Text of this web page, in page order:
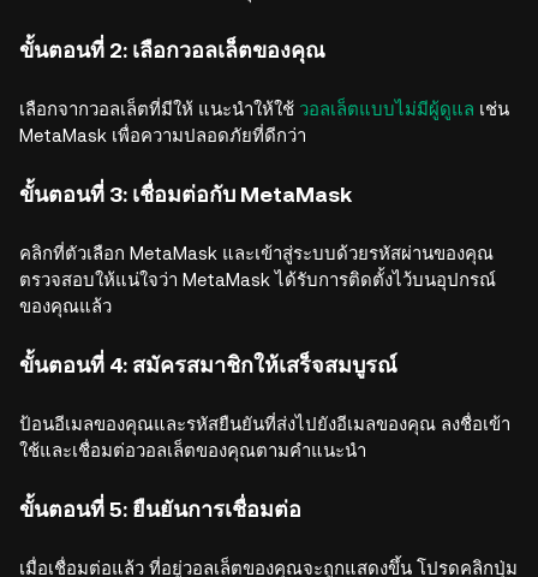
ขั้นตอนที่ 2: เลือกวอลเล็ตของคุณ
เลือกจากวอลเล็ตที่มีให้ แนะนำให้ใช้ วอลเล็ตแบบไม่มีผู้ดูแล เช่น
MetaMask เพื่อความปลอดภัยที่ดีกว่า
ขั้นตอนที่ 3: เชื่อมต่อกับ MetaMask
คลิกที่ตัวเลือก MetaMask และเข้าสู่ระบบด้วยรหัสผ่านของคุณ
ตรวจสอบให้แน่ใจว่า MetaMask ได้รับการติดตั้งไว้บนอุปกรณ์
ของคุณแล้ว
ขั้นตอนที่ 4: สมัครสมาชิกให้เสร็จสมบูรณ์
ป้อนอีเมลของคุณและรหัสยืนยันที่ส่งไปยังอีเมลของคุณ ลงชื่อเข้า
ใช้และเชื่อมต่อวอลเล็ตของคุณตามคำแนะนำ
ขั้นตอนที่ 5: ยืนยันการเชื่อมต่อ
เมื่อเชื่อมต่อแล้ว ที่อยู่วอลเล็ตของคุณจะถูกแสดงขึ้น โปรดคลิกปุ่ม